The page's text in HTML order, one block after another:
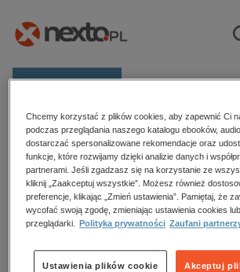
E-prasa
Kategorie
Zobacz wszystkie E-prasa
budownictwo, aranżacja wnętrz
biznesowe, branżowe, gospodarka
Strona główna Agnieszka Grochowska
Agnieszka Grochowska
Sortowanie
Chcemy korzystać z plików cookies, aby zapewnić Ci
podczas przeglądania naszego katalogu ebooków,
dostarczać spersonalizowane rekomendacje oraz
funkcje, które rozwijamy dzięki analizie danych i
partnerami. Jeśli zgadzasz się na korzystanie ze
kliknij „Zaakceptuj wszystkie”. Możesz również
preferencje, klikając „Zmień ustawienia”. Pamiętaj, że
wycofać swoją zgodę, zmieniając ustawienia cookies lub
przeglądarki.
Polityka prywatności Zaufani
Akceptuj
Ustawienia plików cookie